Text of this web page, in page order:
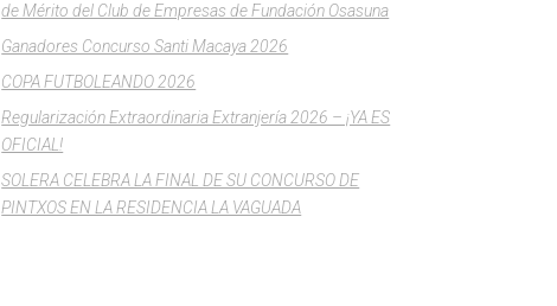
de Mérito del Club de Empresas de Fundación Osasuna
Ganadores Concurso Santi Macaya 2026
COPA FUTBOLEANDO 2026
Regularización Extraordinaria Extranjería 2026 – ¡YA ES
OFICIAL!
SOLERA CELEBRA LA FINAL DE SU CONCURSO DE
PINTXOS EN LA RESIDENCIA LA VAGUADA